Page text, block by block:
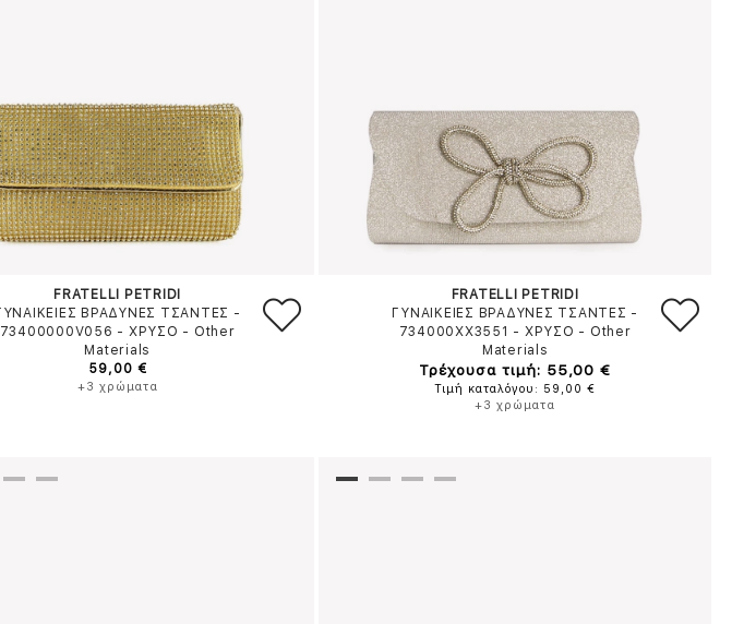
FRATELLI PETRIDI
ΒΡΑΔΥΝΕΣ ΤΣΑΝΤΕΣ -
73400000V056 - ΧΡΥΣΟ - Other
Materials
59,00 €
+3 χρώματα
FRATELLI PETRIDI
ΓΥΝΑΙΚΕΙΕΣ ΒΡΑΔΥΝΕΣ ΤΣΑΝΤΕΣ -
734000XX3551 - ΧΡΥΣΟ - Other
Materials
Τρέχουσα τιμή: 55,00 €
Τιμή καταλόγου: 59,00 €
+3 χρώματα